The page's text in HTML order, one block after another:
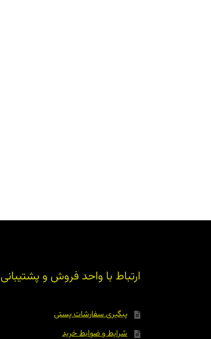
ارتباط با واحد فروش و پشتیبانی
پیگیری سفارشات پستی
شرایط و ضوابط خرید